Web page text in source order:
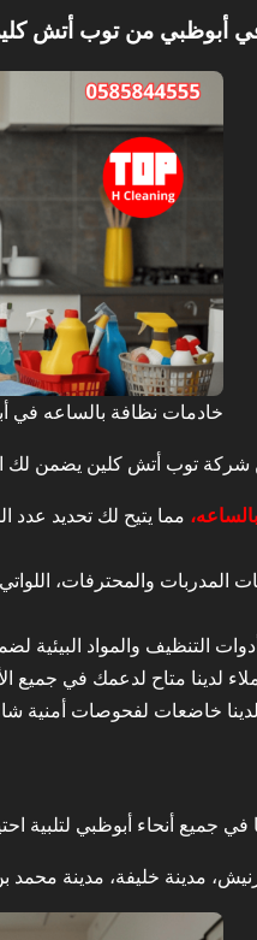
في أبوظبي من توب أتش
خادمات نظافة بالساعه في
توب أتش كلين يضمن لك
مما يتيح لك تحديد عدد
المدربات والمحترفات،
التنظيف والمواد البيئية
لدينا متاح لدعمك في جميع
خاضعات لفحوصات أمنية
أنحاء أبوظبي لتلبية
مدينة خليفة، مدينة محمد